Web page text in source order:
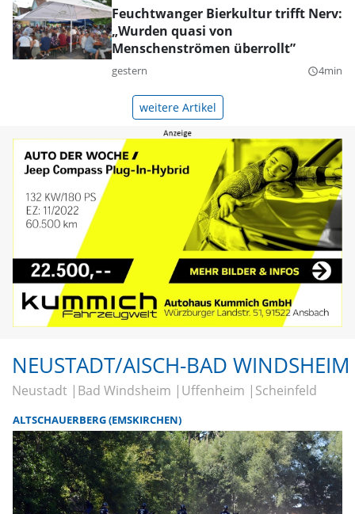
Feuchtwanger Bierkultur trifft Nerv:
„Wurden quasi von
Menschenströmen überrollt”
gestern query_builder4min
weitere Artikel
NEUSTADT/AISCH-BAD WINDSHEIM
Neustadt Bad Windsheim Uffenheim Scheinfeld
ALTSCHAUERBERG (EMSKIRCHEN)